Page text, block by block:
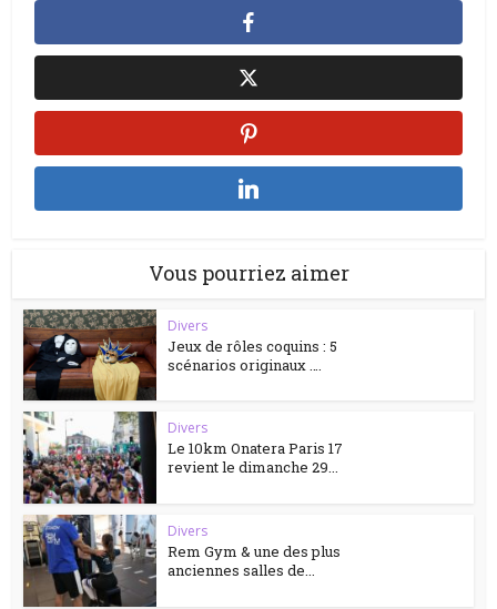
Vous pourriez aimer
Divers
Jeux de rôles coquins : 5
scénarios originaux ….
Divers
Le 10km Onatera Paris 17
revient le dimanche 29...
Divers
Rem Gym & une des plus
anciennes salles de...